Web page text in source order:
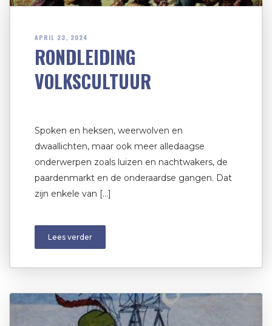
APRIL 23, 2024
RONDLEIDING
VOLKSCULTUUR
Spoken en heksen, weerwolven en
dwaallichten, maar ook meer alledaagse
onderwerpen zoals luizen en nachtwakers, de
paardenmarkt en de onderaardse gangen. Dat
zijn enkele van […]
Lees verder